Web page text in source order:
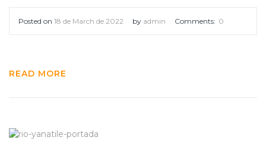
Posted on 18 de March de 2022 by admin Comments: 0
READ MORE